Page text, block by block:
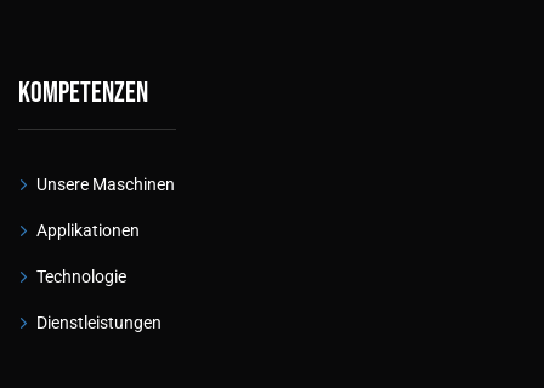
Kompetenzen
Unsere Maschinen
Applikationen
Technologie
Dienstleistungen